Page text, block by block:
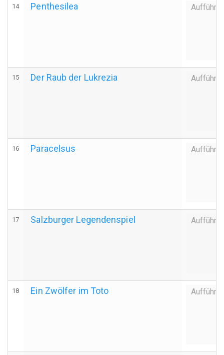
14 Penthesilea
15 Der Raub der Lukrezia
16 Paracelsus
17 Salzburger Legendenspiel
18 Ein Zwölfer im Toto